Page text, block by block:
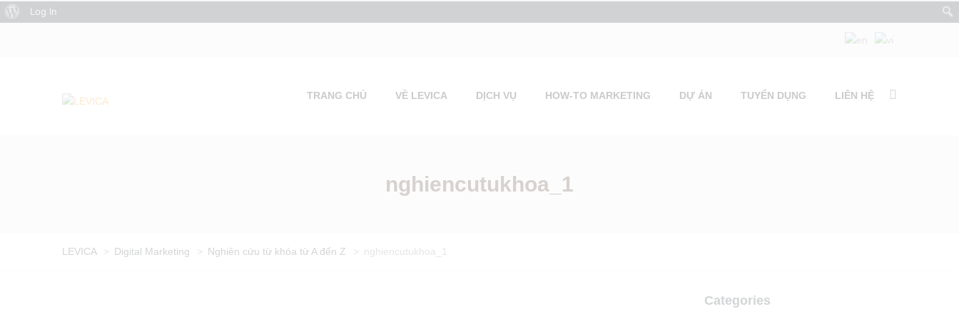
TRANG CHỦ VỀ LEVICA DỊCH VỤ HOW-TO MARKETING DỰ ÁN TUYỂN DỤNG LIÊN HỆ
nghiencutukhoa_1
LEVICA > Digital Marketing > Nghiên cứu từ khóa từ A đến Z > nghiencutukhoa_1
Categories
About
Log In